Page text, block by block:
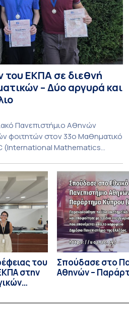
του ΕΚΠΑ σε διεθνή
– Δύο αργυρά και
Πανεπιστήμιο Αθηνών
φοιτητών στον 33ο Μαθηματικό
(International Mathematics
Βουλγαρίας. Σε αυτόν
εκπροσωπώντας 135
Από την Ελλάδα, συμμετείχαν
Πολυτεχνείο, το Αριστοτέλειο
του
στην
Σπούδασε στο
Αθηνών –